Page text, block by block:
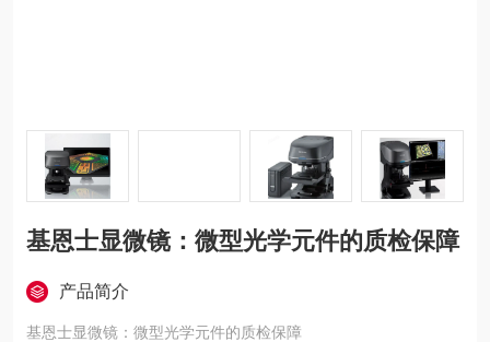
基恩士显微镜：微型光学元件的质检保障
产品简介
基恩士显微镜：微型光学元件的质检保障